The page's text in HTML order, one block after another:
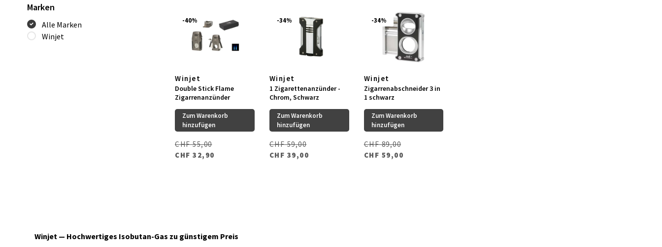
Marken
Alle Marken
Winjet
-40%
Winjet
Double Stick Flame
Zigarrenanzünder
Zum Warenkorb
hinzufügen
CHF 55,00
CHF 32,90
-34%
Winjet
1 Zigarettenanzünder -
Chrom, Schwarz
Zum Warenkorb
hinzufügen
CHF 59,00
CHF 39,00
-34%
Winjet
Zigarrenabschneider 3 in
1 schwarz
Zum Warenkorb
hinzufügen
CHF 89,00
CHF 59,00
Winjet — Hochwertiges Isobutan-Gas zu günstigem Preis